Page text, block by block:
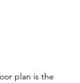
plan is the